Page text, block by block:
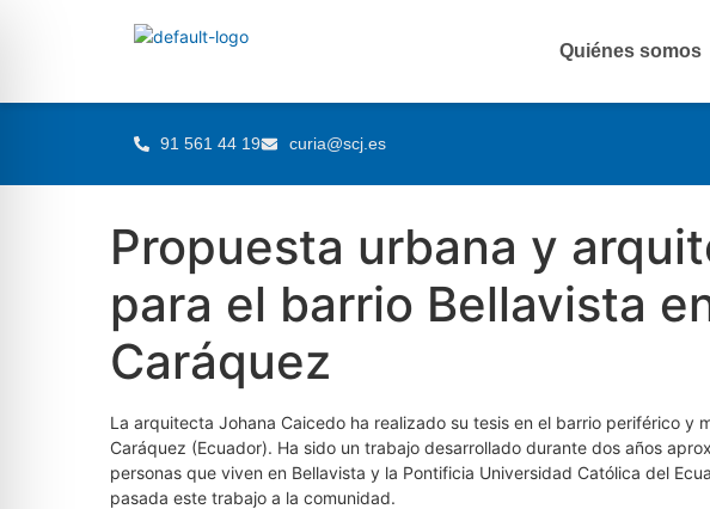
91 561 44 19 curia@scj.es
Quiénes somos
Propuesta urbana y
para el barrio Bellavista
Caráquez
La arquitecta Johana Caicedo ha realizado su tesis en el barrio periférico y
Caráquez (Ecuador). Ha sido un trabajo desarrollado durante dos años
personas que viven en Bellavista y la Pontificia Universidad Católica del
pasada este trabajo a la comunidad.